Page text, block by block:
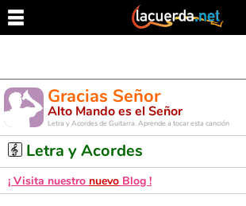
Gracias Señor
Alto Mando es el Señor
Letra y Acordes de Guitarra. Aprende a tocar esta canción
Letra y Acordes
¡ Visita nuestro nuevo Blog !